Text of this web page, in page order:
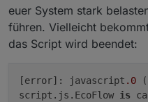
euer System stark
führen. Vielleicht
das Script wird beendet:
[error]: javascript .0 (
script.js.EcoFlow is